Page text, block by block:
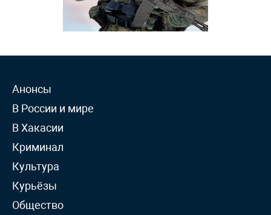
Анонсы
В России и мире
В Хакасии
Криминал
Культура
Курьёзы
Общество